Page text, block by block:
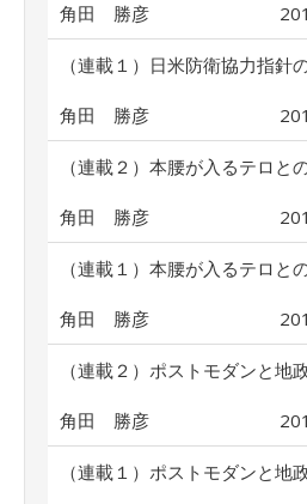
角田 勝彦
（連載１）日米防衛協力指針
角田 勝彦
（連載２）本腰が入るテロと
角田 勝彦
（連載１）本腰が入るテロと
角田 勝彦
（連載２）ポストモダンと地
角田 勝彦
（連載１）ポストモダンと地